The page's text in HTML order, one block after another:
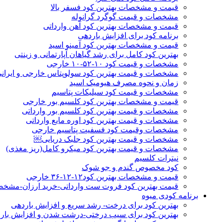
قیمت و مشخصات بهترین کود فسفر بالا
مشخصات و قیمت گوگرد گرانوله
قیمت و مشخصات بهترین کود آهن وارداتی
برنامه کود برای افزایش باردهی
قیمت و مشخصات بهترین کود آمینو اسید
بهترین کود کامل برای رشد گیاهان آپارتمانی و زینتی
مشخصات و قیمت کود ۱۰-۵۲-۱۰ خارجی
مشخصات و قیمت بهترین کود سولوپتاس خارجی و
زمان و نحوه مصرف هیومیک اسید
مشخصات و قیمت کود سیلیکات پتاسیم
قیمت و مشخصات بهترین کود کلسیم بور خارجی
مشخصات و قیمت بهترین کود کلسیم بور وارداتی
مشخصات و قیمت بهترین کود اوره مایع وارداتی
مشخصات وقیمت کود فسفیت پتاسیم خارجی
مشخصات و قیمت بهترین کود جلبک دریایی￼
مشخصات و قیمت بهترین کود میکرو کامل(ریز مغذی)
نیترات کلسیم
کود مخصوص گندم و جو شوک
قیمت و مشخصات بهترین کود۱۲-۱۲-۳۶ خارجی
قیمت بهترین کود فروت ست وارداتی-خرید ارزان-
برنامه کودی میوه
بهترین کود برای درخت- رشد سریع و افزایش باردهی
بهترین کود برای سیب درختی-درشت شدن و افزایش بار